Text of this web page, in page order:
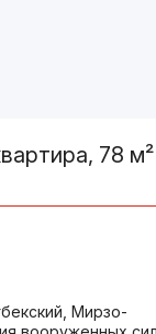
78 м²
Мирзо-